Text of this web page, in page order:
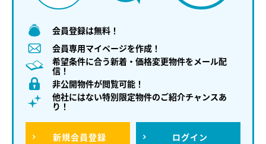
会員登録は無料！
会員専用マイページを作成！
希望条件に合う新着・価格変更物件をメール配
信！
非公開物件が閲覧可能！
他社にはない特別限定物件のご紹介チャンスあ
り！
新規会員登録 ログイン